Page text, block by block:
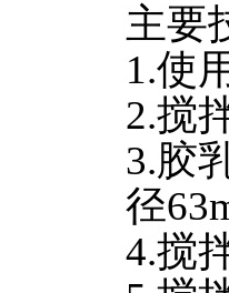
主要
1.使
2.搅
3.胶
径
4.搅